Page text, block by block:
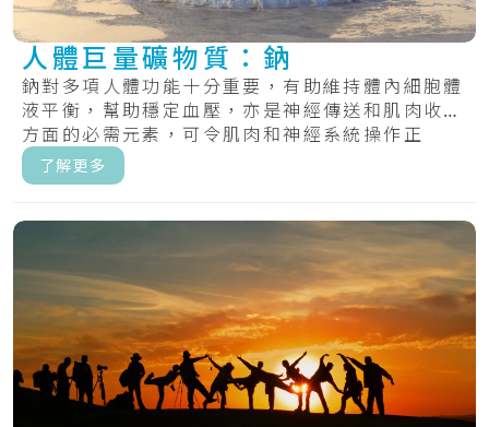
人體巨量礦物質：鈉
鈉對多項人體功能十分重要，有助維持體內細胞體
液平衡，幫助穩定血壓，亦是神經傳送和肌肉收縮
方面的必需元素，可令肌肉和神經系統操作正
常。.....
了解更多